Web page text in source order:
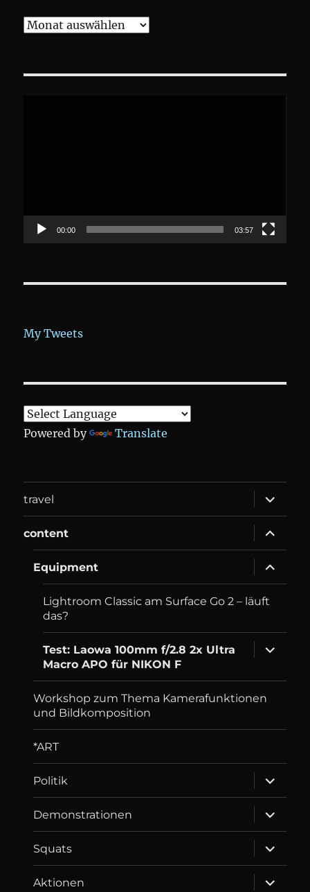
Archive
00:00 03:57
My Tweets
Powered by Translate
travel
expand
child
menu
content
expand
child
menu
Equip­ment
expand
child
menu
Lightroom Classic am Surface Go 2 – läuft
das?
Test: Laowa 100mm f/2.8 2x Ultra
Macro APO für NIKON F
expand
child
Workshop zum Thema Kamerafunktionen
und Bildkomposition
*ART
Politik
expand
child
menu
Demonstrationen
expand
child
menu
Squats
expand
child
menu
Aktionen
expand